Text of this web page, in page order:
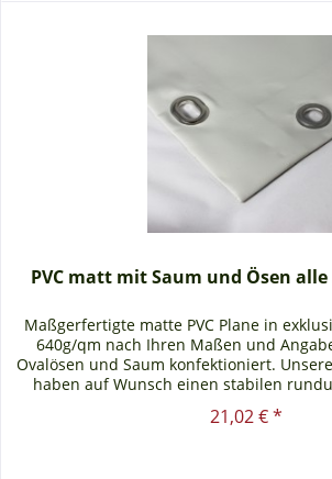
PVC matt mit Saum und Ösen
Maßgerfertigte matte PVC Plane in
640g/qm nach Ihren Maßen und
Ovalösen und Saum konfektioniert.
haben auf Wunsch einen stabilen
Saum in der...
21,02 € *